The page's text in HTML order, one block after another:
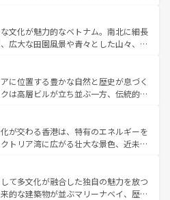
スイーツなど、バラエティ豊かな料理
る。 なお、新着の台湾情報は コンテンツ一覧を参
せば四季折々の自然美を楽しむことが
ムチや焼肉、絶品のストリートフード
国料理が待っている。夜には、韓国な
ら、韓国の多彩な魅力を心ゆくまで味
わってみてほしい。 なお、新着の韓国情報はコンテンツ一
。
文化が魅力的なベトナム。南北に細長
広大な田園風景や青々とした山々、世
統が息づく。ハノイの古い町並みやホ
ス統治時代の建物も、独特の雰囲気を
た、バラエティの豊かさとおいしさで
ンミー、ベトナムコーヒーなどは、ぜ
。どの地域を訪れてもあたたかい人々
れるので、きっと忘れられない旅にな
に位置する豊かな自然と歴史が息づく
は高層ビルが立ち並ぶ一方、伝統的な
る。北部ではチェンマイなどの山岳地
、南部ではプーケットやクラビの美し
気分を楽しむことができる。タイ料理
中温暖で、どの季節にも異なる楽しみ
みやすいタイの人々、仏教を中心とし
な観光資源が、訪れる旅人を魅了し続
が交わる香港は、特有のエネルギーを
トリア湾に広がる壮大な景色、近未来
感動するはず。観光スポットが密集し
どころを回れるのも魅力。息をのむよ
な体験まで、香港を存分に楽しみ尽く
て多文化が融合した独自の魅力を放つ
的な建築物が並ぶマリーナベイ、歴史